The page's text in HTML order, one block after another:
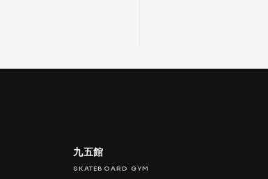
九五館
SKATEBOARD GYM